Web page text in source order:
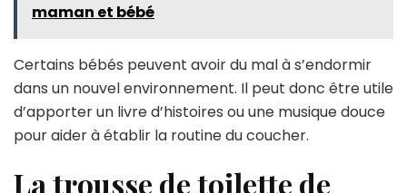
maman et bébé
Certains bébés peuvent avoir du mal à s’endormir
dans un nouvel environnement. Il peut donc être utile
d’apporter un livre d’histoires ou une musique douce
pour aider à établir la routine du coucher.
La trousse de toilette de